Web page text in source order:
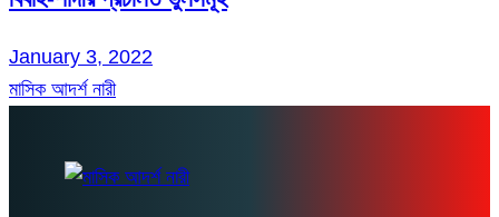
January 3, 2022
মাসিক আদর্শ নারী